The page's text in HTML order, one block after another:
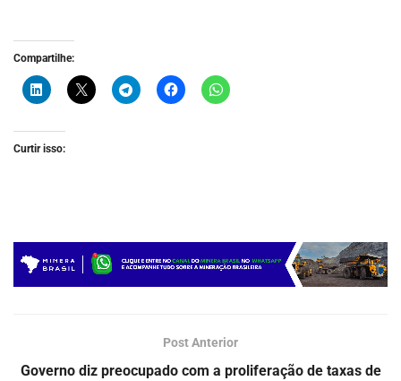
Compartilhe:
Curtir isso:
Post Anterior
Governo diz preocupado com a proliferação de taxas de